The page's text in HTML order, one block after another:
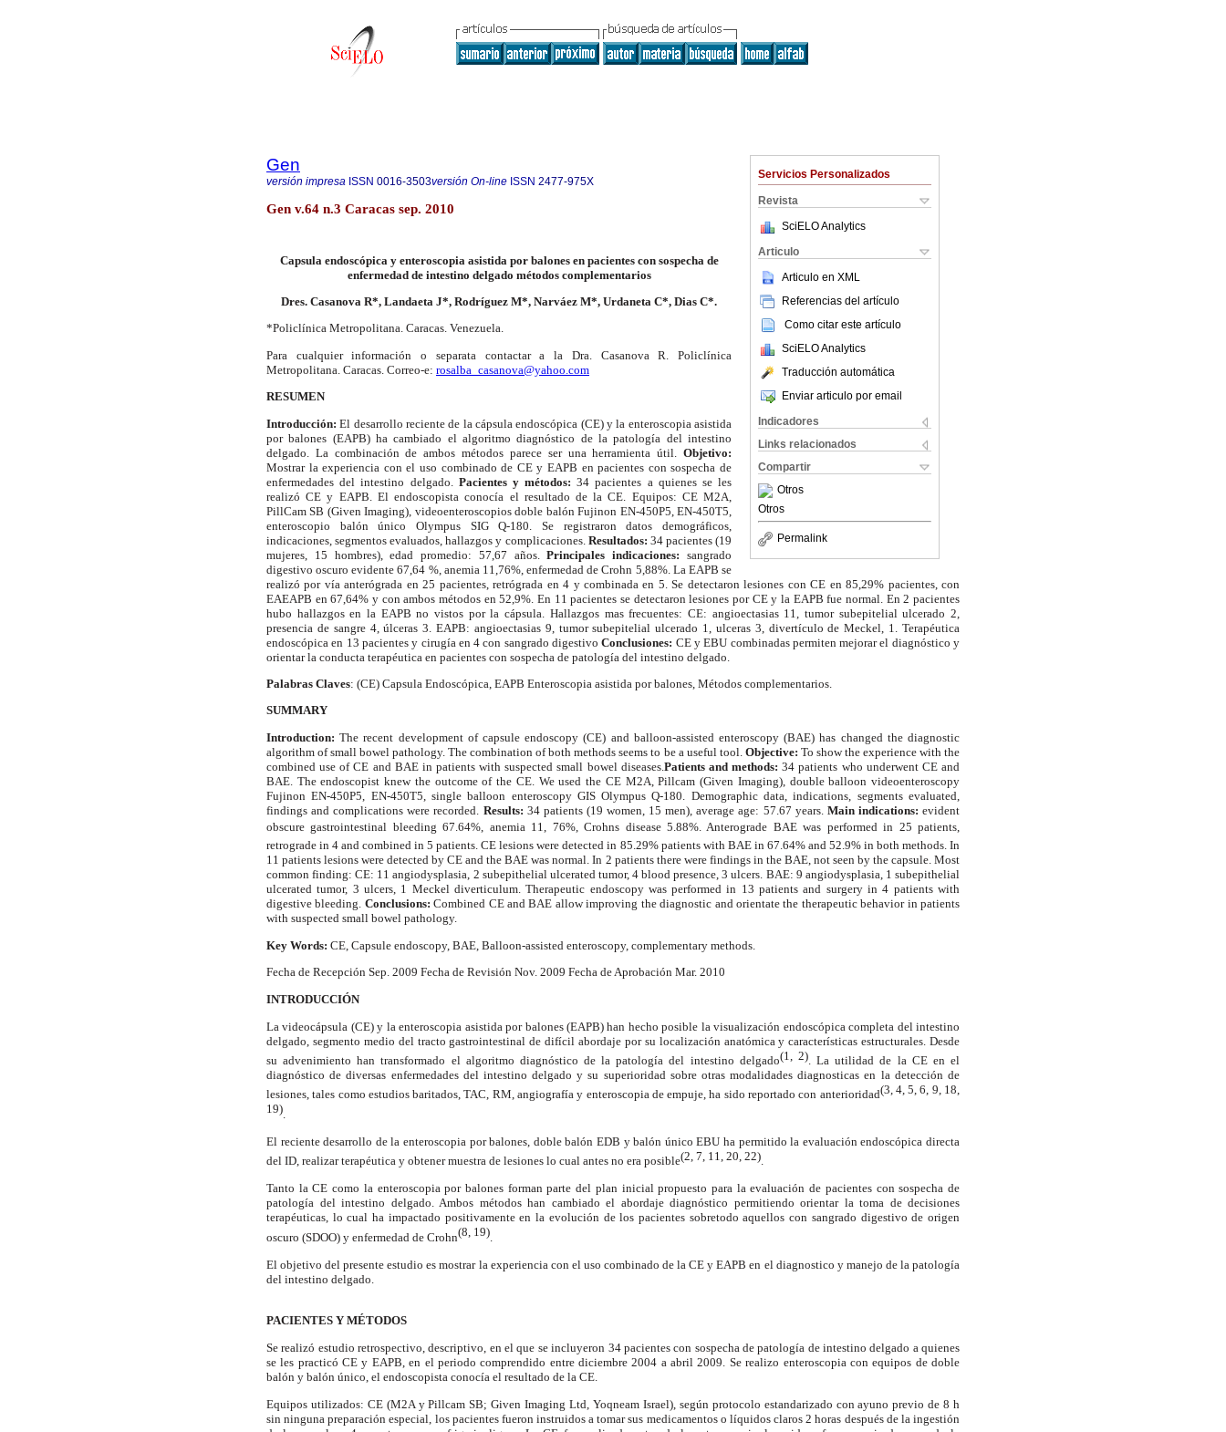
Servicios Personalizados
Revista
SciELO Analytics
Articulo
Articulo en XML
Referencias del artículo
Como citar este artículo
SciELO Analytics
Traducción automática
Enviar articulo por email
Indicadores
Links relacionados
Compartir
Otros
Otros
Permalink
Gen
versión impresa ISSN 0016-3503versión On-line ISSN 2477-975X
Gen v.64 n.3 Caracas sep. 2010
Capsula endoscópica y enteroscopia asistida por balones en pacientes con sospecha de
enfermedad de intestino delgado métodos complementarios
Dres. Casanova R*, Landaeta J*, Rodríguez M*, Narváez M*, Urdaneta C*, Dias C*.
*Policlínica Metropolitana. Caracas. Venezuela.
Para cualquier información o separata contactar a la Dra. Casanova R. Policlínica
Metropolitana. Caracas. Correo-e: rosalba_casanova@yahoo.com
RESUMEN
Introducción: El desarrollo reciente de la cápsula endoscópica (CE) y la enteroscopia asistida
por balones (EAPB) ha cambiado el algoritmo diagnóstico de la patología del intestino
delgado. La combinación de ambos métodos parece ser una herramienta útil. Objetivo:
Mostrar la experiencia con el uso combinado de CE y EAPB en pacientes con sospecha de
enfermedades del intestino delgado. Pacientes y métodos:34 pacientes a quienes se les
realizó CE y EAPB. El endoscopista conocía el resultado de la CE. Equipos: CE M2A,
PillCam SB (Given Imaging), videoenteroscopios doble balón Fujinon EN-450P5, EN-450T5,
enteroscopio balón único Olympus SIG Q-180. Se registraron datos demográficos,
indicaciones, segmentos evaluados, hallazgos y complicaciones. Resultados: 34 pacientes (19
mujeres, 15 hombres), edad promedio: 57,67 años.Principales indicaciones: sangrado
digestivo oscuro evidente 67,64 %, anemia 11,76%, enfermedad de Crohn 5,88%. La EAPB se
realizó por vía anterógrada en 25 pacientes, retrógrada en 4 y combinada en 5. Se detectaron lesiones con CE en 85,29% pacientes, con
EAEAPB en 67,64% y con ambos métodos en 52,9%. En 11 pacientes se detectaron lesiones por CE y la EAPB fue normal. En 2 pacientes
hubo hallazgos en la EAPB no vistos por la cápsula. Hallazgos mas frecuentes: CE: angioectasias 11, tumor subepitelial ulcerado 2,
presencia de sangre 4, úlceras 3. EAPB: angioectasias 9, tumor subepitelial ulcerado 1, ulceras 3, divertículo de Meckel, 1. Terapéutica
endoscópica en 13 pacientes y cirugía en 4 con sangrado digestivoConclusiones: CE y EBU combinadas permiten mejorar el diagnóstico y
orientar la conducta terapéutica en pacientes con sospecha de patología del intestino delgado.
Palabras Claves: (CE) Capsula Endoscópica, EAPB Enteroscopia asistida por balones, Métodos complementarios.
SUMMARY
Introduction: The recent development of capsule endoscopy (CE) and balloon-assisted enteroscopy (BAE) has changed the diagnostic
algorithm of small bowel pathology. The combination of both methods seems to be a useful tool. Objective: To show the experience with the
combined use of CE and BAE in patients with suspected small bowel diseases.Patientsand methods: 34 patients who underwent CE and
BAE. The endoscopist knew the outcome of the CE. We used the CE M2A, Pillcam (Given Imaging), double balloon videoenteroscopy
Fujinon EN-450P5, EN-450T5, single balloon enteroscopy GIS Olympus Q-180. Demographic data, indications, segments evaluated,
findings and complications were recorded. Results: 34 patients (19 women, 15 men), average age: 57.67 years. Main indications: evident
obscure gastrointestinal bleeding 67.64%, anemia 11, 76%, Crohns disease 5.88%. Anterograde BAE was performed in 25 patients,
retrograde in 4 and combined in 5 patients. CE lesions were detected in 85.29% patients with BAE in 67.64% and 52.9% in both methods. In
11 patients lesions were detected by CE and the BAE was normal. In 2 patients there were findings in the BAE, not seen by the capsule. Most
common finding: CE: 11 angiodysplasia, 2 subepithelial ulcerated tumor, 4 blood presence, 3 ulcers. BAE: 9 angiodysplasia, 1 subepithelial
ulcerated tumor, 3 ulcers, 1 Meckel diverticulum. Therapeutic endoscopy was performed in 13 patients and surgery in 4 patients with
digestive bleeding. Conclusions:Combined CE and BAE allow improving the diagnostic and orientate the therapeutic behavior in patients
with suspected small bowel pathology.
Key Words: CE, Capsule endoscopy, BAE, Balloon-assisted enteroscopy, complementary methods.
Fecha de Recepción Sep. 2009 Fecha de Revisión Nov. 2009 Fecha de Aprobación Mar. 2010
INTRODUCCIÓN
La videocápsula (CE) y la enteroscopia asistida por balones (EAPB) han hecho posible la visualización endoscópica completa del intestino
delgado, segmento medio del tracto gastrointestinal de difícil abordaje por su localización anatómica y características estructurales. Desde
su advenimiento han transformado el algoritmo diagnóstico de la patología del intestino delgado(1, 2). La utilidad de la CE en el
diagnóstico de diversas enfermedades del intestino delgado y su superioridad sobre otras modalidades diagnosticas en la detección de
lesiones, tales como estudios baritados, TAC, RM, angiografía y enteroscopia de empuje, ha sido reportado con anterioridad(3, 4, 5, 6, 9, 18,
19)
El reciente desarrollo de la enteroscopia por balones, doble balón EDB y balón único EBU ha permitido la evaluación endoscópica directa
del ID, realizar terapéutica y obtener muestra de lesiones lo cual antes no era posible(2, 7, 11, 20, 22).
Tanto la CE como la enteroscopia por balones forman parte del plan inicial propuesto para la evaluación de pacientes con sospecha de
patología del intestino delgado. Ambos métodos han cambiado el abordaje diagnóstico permitiendo orientar la toma de decisiones
terapéuticas, lo cual ha impactado positivamente en la evolución de los pacientes sobretodo aquellos con sangrado digestivo de origen
oscuro (SDOO) y enfermedad de Crohn(8, 19)
El objetivo del presente estudio es mostrar la experiencia con el uso combinado de la CE y EAPB en el diagnostico y manejo de la patología
del intestino delgado.
PACIENTES Y MÉTODOS
Se realizó estudio retrospectivo, descriptivo, en el que se incluyeron 34 pacientes con sospecha de patología de intestino delgado a quienes
se les practicó CE y EAPB, en el periodo comprendido entre diciembre 2004 a abril 2009. Se realizo enteroscopia con equipos de doble
balón y balón único, el endoscopista conocía el resultado de la CE.
Equipos utilizados: CE (M2A y Pillcam SB; Given Imaging Ltd, Yoqneam Israel), según protocolo estandarizado con ayuno previo de 8 h
sin ninguna preparación especial, los pacientes fueron instruidos a tomar sus medicamentos o líquidos claros 2 horas después de la ingestión